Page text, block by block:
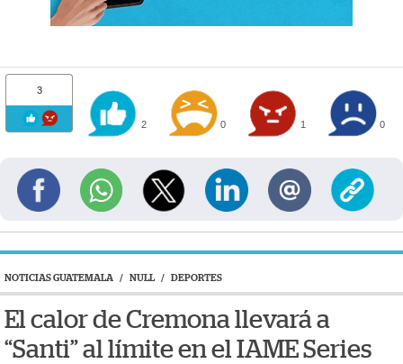
3
2 0 1 0
NOTICIAS GUATEMALA / NULL / DEPORTES
El calor de Cremona llevará a
“Santi” al límite en el IAME Series